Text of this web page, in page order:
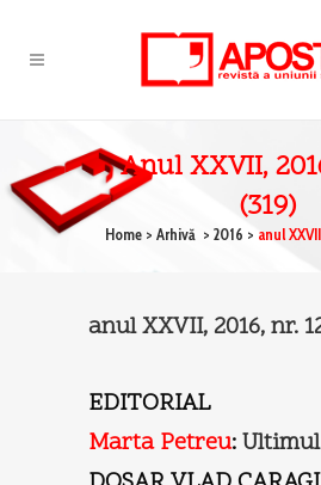
Anul XXVII,
(319)
Home> Arhivă > 2016 > anul
anul XXVII, 2016, nr.
EDITORIAL
Marta Petreu: